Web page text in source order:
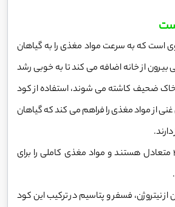
کود قوی است که به سرعت مواد مغذی را به گیاهان
بیرون از خانه اضافه می کند تا به خوبی رشد
ضحیف کاشته می شوند، استفاده از کود
، محیطی غنی از مواد مغذی را فراهم می کند که گیاهان
• کودهای 20-20-20 متعادل هستند و مواد مغذی کاملی را برای
نیتروژن، فسفر و پتاسیم در ترکیب این کود